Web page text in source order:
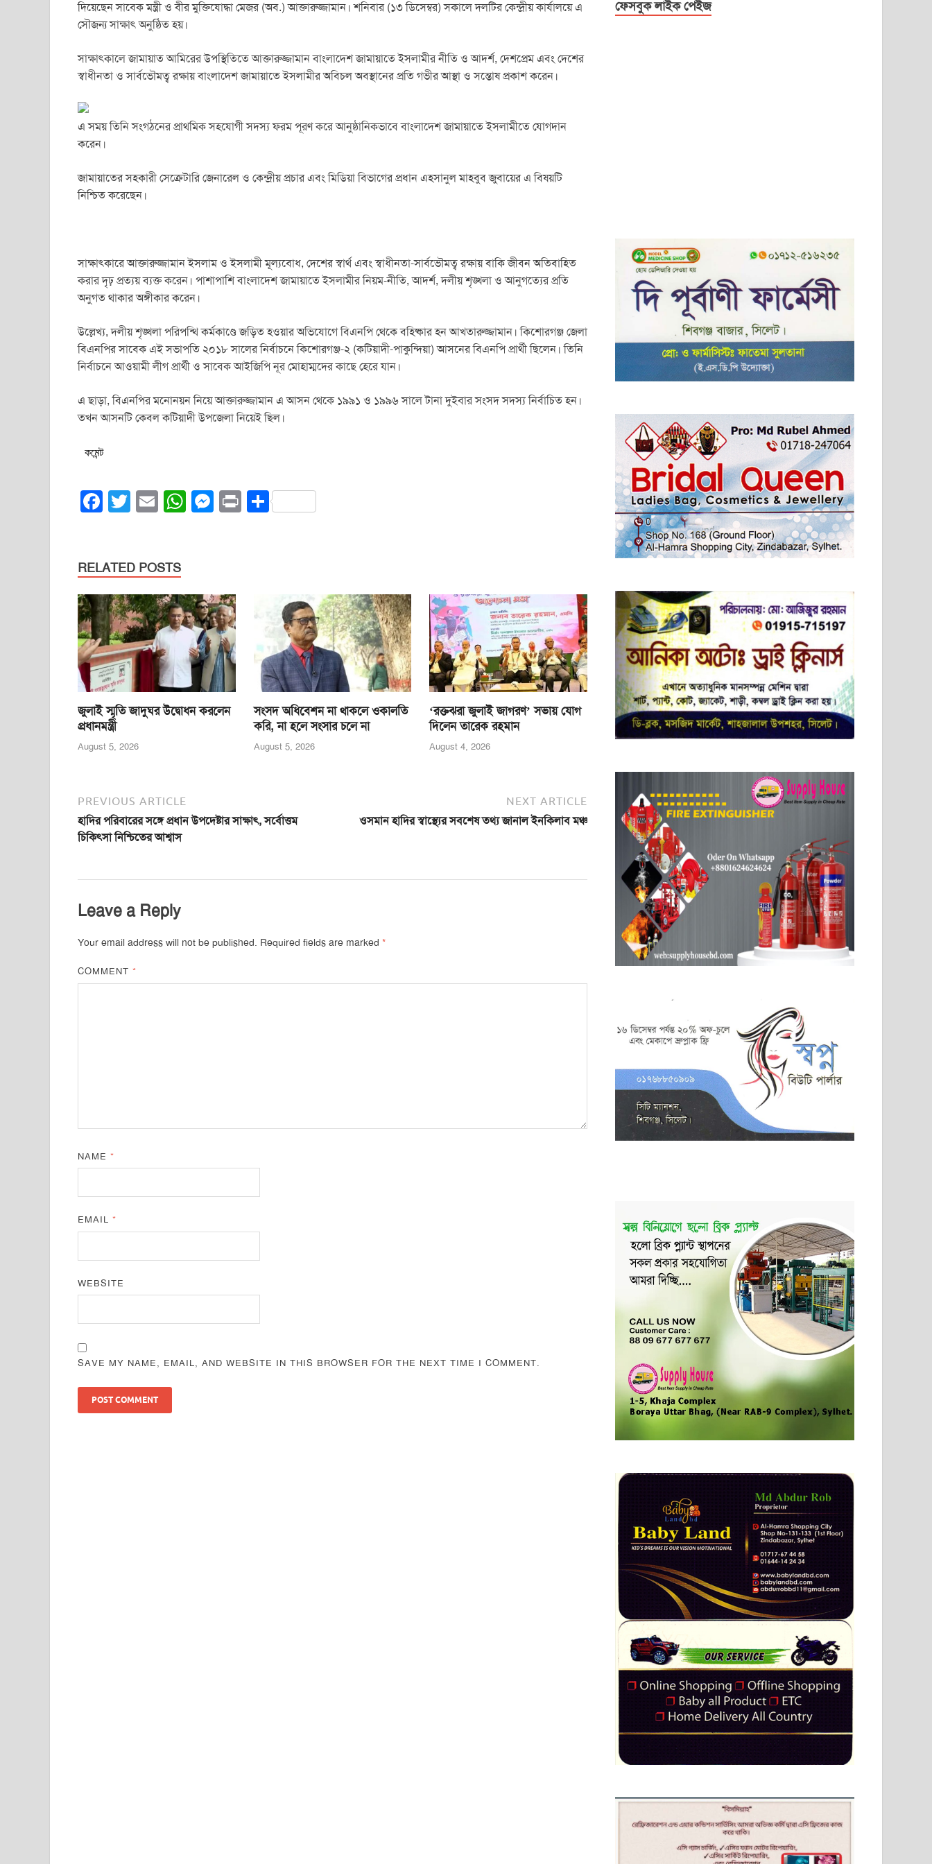
e
o
o
er
s
p
p
n
g
er
দিয়েছেন সাবেক মন্ত্রী ও বীর মুক্তিযোদ্ধা মেজর (অব.) আক্তারুজ্জামান। শনিবার (১৩ ডিসেম্বর) সকালে দলটির কেন্দ্রীয় কার্যালয়ে এ
সৌজন্য সাক্ষাৎ অনুষ্ঠিত হয়।
সাক্ষাৎকালে জামায়াত আমিরের উপস্থিতিতে আক্তারুজ্জামান বাংলাদেশ জামায়াতে ইসলামীর নীতি ও আদর্শ, দেশপ্রেম এবং দেশের
স্বাধীনতা ও সার্বভৌমত্ব রক্ষায় বাংলাদেশ জামায়াতে ইসলামীর অবিচল অবস্থানের প্রতি গভীর আস্থা ও সন্তোষ প্রকাশ করেন।
এ সময় তিনি সংগঠনের প্রাথমিক সহযোগী সদস্য ফরম পূরণ করে আনুষ্ঠানিকভাবে বাংলাদেশ জামায়াতে ইসলামীতে যোগদান
করেন।
জামায়াতের সহকারী সেক্রেটারি জেনারেল ও কেন্দ্রীয় প্রচার এবং মিডিয়া বিভাগের প্রধান এহসানুল মাহবুব জুবায়ের এ বিষয়টি
নিশ্চিত করেছেন।
সাক্ষাৎকারে আক্তারুজ্জামান ইসলাম ও ইসলামী মূল্যবোধ, দেশের স্বার্থ এবং স্বাধীনতা-সার্বভৌমত্ব রক্ষায় বাকি জীবন অতিবাহিত
করার দৃঢ় প্রত্যয় ব্যক্ত করেন। পাশাপাশি বাংলাদেশ জামায়াতে ইসলামীর নিয়ম-নীতি, আদর্শ, দলীয় শৃঙ্খলা ও আনুগত্যের প্রতি
অনুগত থাকার অঙ্গীকার করেন।
উল্লেখ্য, দলীয় শৃঙ্খলা পরিপন্থি কর্মকাণ্ডে জড়িত হওয়ার অভিযোগে বিএনপি থেকে বহিষ্কার হন আখতারুজ্জামান। কিশোরগঞ্জ জেলা
বিএনপির সাবেক এই সভাপতি ২০১৮ সালের নির্বাচনে কিশোরগঞ্জ-২ (কটিয়াদী-পাকুন্দিয়া) আসনের বিএনপি প্রার্থী ছিলেন। তিনি
নির্বাচনে আওয়ামী লীগ প্রার্থী ও সাবেক আইজিপি নূর মোহাম্মদের কাছে হেরে যান।
এ ছাড়া, বিএনপির মনোনয়ন নিয়ে আক্তারুজ্জামান এ আসন থেকে ১৯৯১ ও ১৯৯৬ সালে টানা দুইবার সংসদ সদস্য নির্বাচিত হন।
তখন আসনটি কেবল কটিয়াদী উপজেলা নিয়েই ছিল।
কমেন্ট
F
e
b
o
o
k
T
er
E
W
A
p
p
M
n
g
er
Pr S
RELATED POSTS
জুলাই স্মৃতি জাদুঘর উদ্বোধন করলেন
প্রধানমন্ত্রী
August 5, 2026
সংসদ অধিবেশন না থাকলে ওকালতি
করি, না হলে সংসার চলে না
August 5, 2026
‘রক্তঝরা জুলাই জাগরণ’ সভায় যোগ
দিলেন তারেক রহমান
August 4, 2026
PREVIOUS ARTICLE
হাদির পরিবারের সঙ্গে প্রধান উপদেষ্টার সাক্ষাৎ, সর্বোত্তম
চিকিৎসা নিশ্চিতের আশ্বাস
NEXT ARTICLE
ওসমান হাদির স্বাস্থ্যের সবশেষ তথ্য জানাল ইনকিলাব মঞ্চ
Leave a Reply
Your email address will not be published. Required fields are marked *
COMMENT*
NAME*
EMAIL*
WEBSITE
SAVE MY NAME, EMAIL, AND WEBSITE IN THIS BROWSER FOR THE NEXT TIME I COMMENT.
ফেসবুক লাইক পেইজ